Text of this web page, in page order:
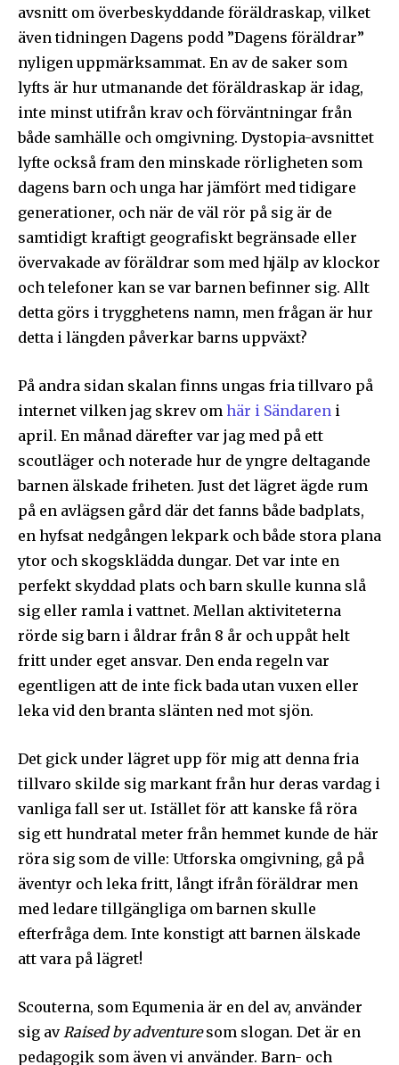
avsnitt om överbeskyddande föräldraskap, vilket
även tidningen Dagens podd ”Dagens föräldrar”
nyligen uppmärksammat. En av de saker som
lyfts är hur utmanande det föräldraskap är idag,
inte minst utifrån krav och förväntningar från
både samhälle och omgivning. Dystopia-avsnittet
lyfte också fram den minskade rörligheten som
dagens barn och unga har jämfört med tidigare
generationer, och när de väl rör på sig är de
samtidigt kraftigt geografiskt begränsade eller
övervakade av föräldrar som med hjälp av klockor
och telefoner kan se var barnen befinner sig. Allt
detta görs i trygghetens namn, men frågan är hur
detta i längden påverkar barns uppväxt?
På andra sidan skalan finns ungas fria tillvaro på
internet vilken jag skrev om här i Sändaren i
april. En månad därefter var jag med på ett
scoutläger och noterade hur de yngre deltagande
barnen älskade friheten. Just det lägret ägde rum
på en avlägsen gård där det fanns både badplats,
en hyfsat nedgången lekpark och både stora plana
ytor och skogsklädda dungar. Det var inte en
perfekt skyddad plats och barn skulle kunna slå
sig eller ramla i vattnet. Mellan aktiviteterna
rörde sig barn i åldrar från 8 år och uppåt helt
fritt under eget ansvar. Den enda regeln var
egentligen att de inte fick bada utan vuxen eller
leka vid den branta slänten ned mot sjön.
Det gick under lägret upp för mig att denna fria
tillvaro skilde sig markant från hur deras vardag i
vanliga fall ser ut. Istället för att kanske få röra
sig ett hundratal meter från hemmet kunde de här
röra sig som de ville: Utforska omgivning, gå på
äventyr och leka fritt, långt ifrån föräldrar men
med ledare tillgängliga om barnen skulle
efterfråga dem. Inte konstigt att barnen älskade
att vara på lägret!
Scouterna, som Equmenia är en del av, använder
sig avRaised by adventuresom slogan. Det är en
pedagogik som även vi använder. Barn- och